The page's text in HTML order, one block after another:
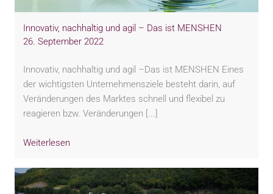
Innovativ, nachhaltig und agil – Das ist MENSHEN
26. September 2022
Innovativ, nachhaltig und agil –Das ist MENSHEN Eines
der wichtigsten Unternehmensziele besteht darin, auf
Veränderungen des Marktes schnell und flexibel zu
reagieren bzw. Veränderungen [...]
Weiterlesen